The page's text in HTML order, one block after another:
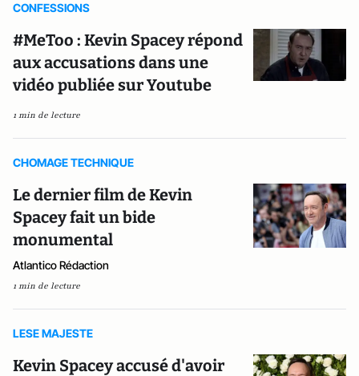
CONFESSIONS
#MeToo : Kevin Spacey répond
aux accusations dans une
vidéo publiée sur Youtube
1 min de lecture
CHOMAGE TECHNIQUE
Le dernier film de Kevin
Spacey fait un bide
monumental
Atlantico Rédaction
1 min de lecture
LESE MAJESTE
Kevin Spacey accusé d'avoir